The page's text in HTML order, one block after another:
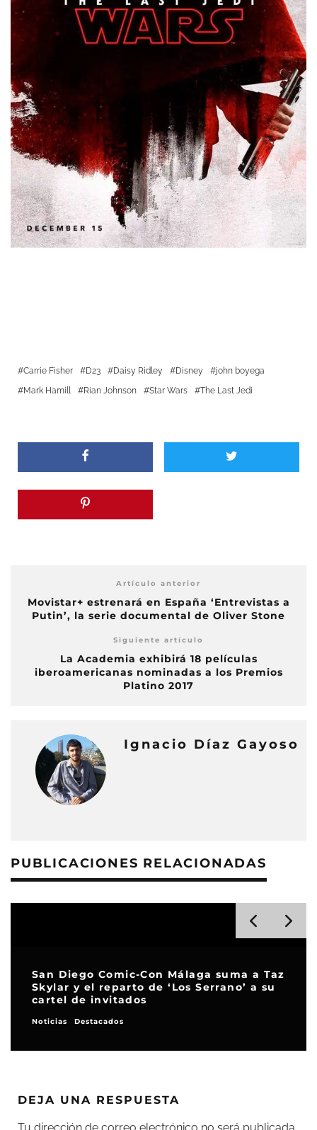
Carrie Fisher D23 Daisy Ridley Disney
john boyega
Mark Hamill
Rian Johnson Star Wars The Last Jedi
Artículo anterior
Movistar+ estrenará en España ‘Entrevistas a
Putin’, la serie documental de Oliver Stone
Siguiente artículo
La Academia exhibirá 18 películas
iberoamericanas nominadas a los Premios
Platino 2017
Ignacio Díaz Gayoso
PUBLICACIONES RELACIONADAS
La hiperconectividad en el cine, el
fenómeno de los deberes antes del
estreno
Destacados Opinión
DEJA UNA RESPUESTA